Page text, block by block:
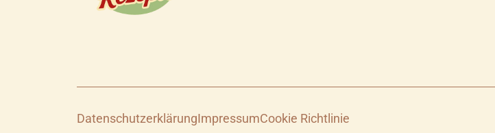
DatenschutzerklärungImpressumCookie Richtlinie